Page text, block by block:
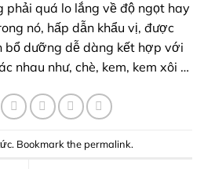
phải quá lo lắng về độ ngọt hay
nó, hấp dẫn khẩu vị, được
bổ dưỡng dễ dàng kết hợp với
nhau như, chè, kem, kem xôi …
. Bookmark the permalink.